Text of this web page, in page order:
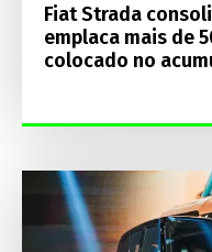
Fiat Strada
emplaca mais de
colocado no